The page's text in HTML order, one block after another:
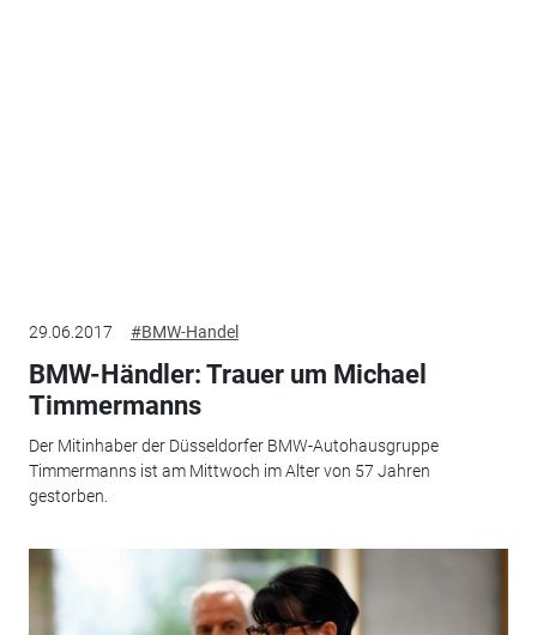
29.06.2017 #BMW-Handel
BMW-Händler: Trauer um Michael
Timmermanns
Der Mitinhaber der Düsseldorfer BMW-Autohausgruppe
Timmermanns ist am Mittwoch im Alter von 57 Jahren
gestorben.